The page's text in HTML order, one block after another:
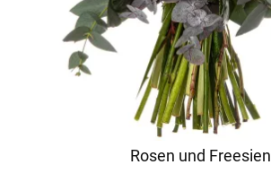
Rosen und Freesien